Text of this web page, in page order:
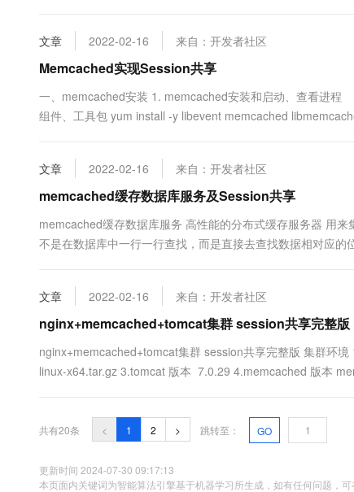
文章 2022-02-16 来自：开发者社区
Memcached实现Session共享
一、memcached安装 1. memcached安装和启动、查看进
组件、工具包 yum install -y libevent memcached
文章 2022-02-16 来自：开发者社区
memcached缓存数据库服务及Session共享
memcached缓存数据库服务 高性能的分布式缓存服务器 用
不是在数据库中一行一行查找，而是直接去查找数据相对应
文章 2022-02-16 来自：开发者社区
nginx+memcached+tomcat集群 session共享完整版
nginx+memcached+tomcat集群 session共享完整版 集群环
linux-x64.tar.gz 3.tomcat 版本 7.0.29 4.memcached 版本
共有20条 < 1 2 > 跳转至： GO
更新时间 2024-07-30 09:17:13
本页面内关键词为智能算法引擎基于机器学习所生成，如有任何问题，可